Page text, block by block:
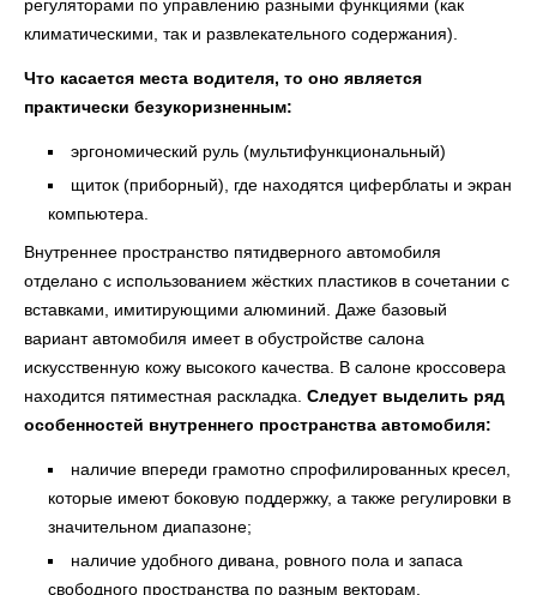
регуляторами по управлению разными функциями (как
климатическими, так и развлекательного содержания).
Что касается места водителя, то оно является
практически безукоризненным:
эргономический руль (мультифункциональный)
щиток (приборный), где находятся циферблаты и экран
компьютера.
Внутреннее пространство пятидверного автомобиля
отделано с использованием жёстких пластиков в сочетании с
вставками, имитирующими алюминий. Даже базовый
вариант автомобиля имеет в обустройстве салона
искусственную кожу высокого качества. В салоне кроссовера
находится пятиместная раскладка. Следует выделить ряд
особенностей внутреннего пространства автомобиля:
наличие впереди грамотно спрофилированных кресел,
которые имеют боковую поддержку, а также регулировки в
значительном диапазоне;
наличие удобного дивана, ровного пола и запаса
свободного пространства по разным векторам.